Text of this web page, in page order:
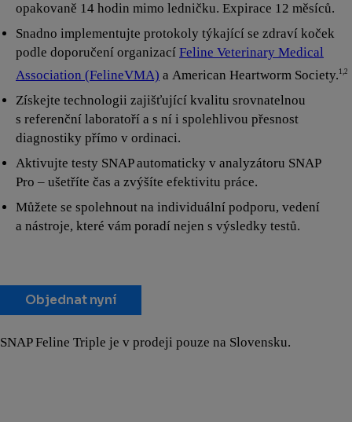
opakovaně 14 hodin mimo ledničku. Expirace 12 měsíců.
Snadno implementujte protokoly týkající se zdraví koček
podle doporučení organizací Feline Veterinary Medical
Association (FelineVMA) a American Heartworm Society. 1,2
Získejte technologii zajišťující kvalitu srovnatelnou
s referenční laboratoří a s ní i spolehlivou přesnost
diagnostiky přímo v ordinaci.
Aktivujte testy SNAP automaticky v analyzátoru SNAP
Pro – ušetříte čas a zvýšíte efektivitu práce.
Můžete se spolehnout na individuální podporu, vedení
a nástroje, které vám poradí nejen s výsledky testů.
Objednat nyní
SNAP Feline Triple je v prodeji pouze na Slovensku.